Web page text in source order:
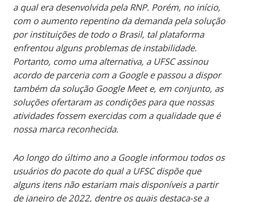
a qual era desenvolvida pela RNP. Porém, no início,
com o aumento repentino da demanda pela solução
por instituições de todo o Brasil, tal plataforma
enfrentou alguns problemas de instabilidade.
Portanto, como uma alternativa, a UFSC assinou
acordo de parceria com a Google e passou a dispor
também da solução Google Meet e, em conjunto, as
soluções ofertaram as condições para que nossas
atividades fossem exercidas com a qualidade que é
nossa marca reconhecida.
Ao longo do último ano a Google informou todos os
usuários do pacote do qual a UFSC dispõe que
alguns itens não estariam mais disponíveis a partir
de janeiro de 2022, dentre os quais destaca-se a